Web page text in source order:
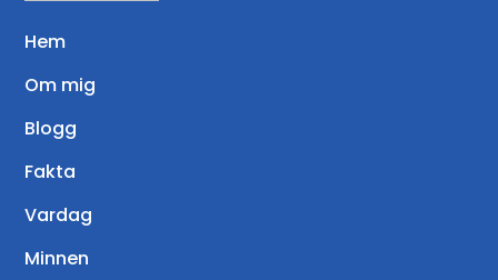
Hem
Om mig
Blogg
Fakta
Vardag
Minnen